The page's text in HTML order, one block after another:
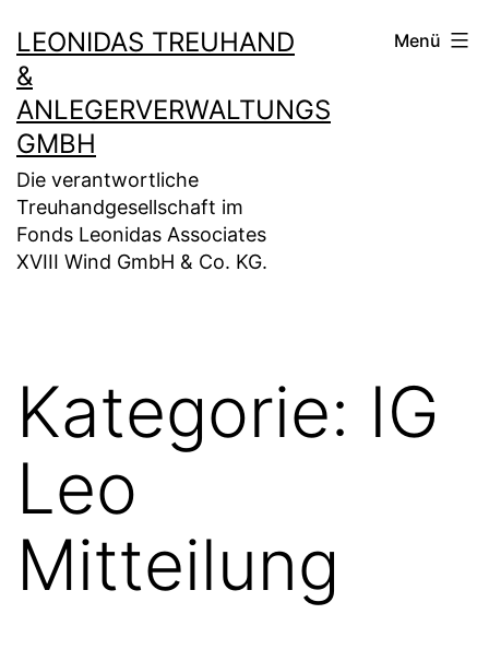
Inhalt
springen
LEONIDAS TREUHAND
&
ANLEGERVERWALTUNGS
GMBH
Die verantwortliche
Treuhandgesellschaft im
Fonds Leonidas Associates
XVIII Wind GmbH & Co. KG.
Menü
Kategorie: IG
Leo
Mitteilung